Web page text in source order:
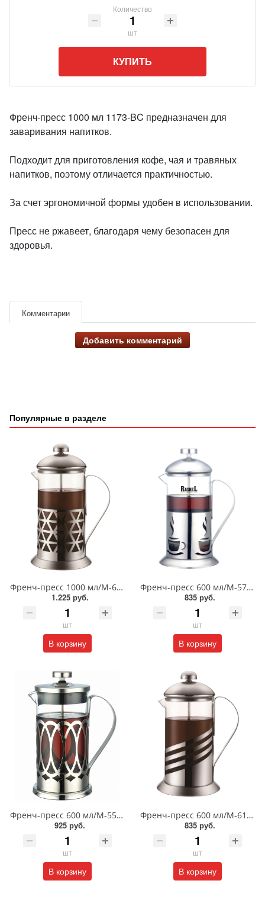
Количество
шт
КУПИТЬ
Френч-пресс 1000 мл 1173-BC предназначен для
заваривания напитков.
Подходит для приготовления кофе, чая и травяных
напитков, поэтому отличается практичностью.
За счет эргономичной формы удобен в использовании.
Пресс не ржавеет, благодаря чему безопасен для
здоровья.
Комментарии
Добавить комментарий
Популярные в разделе
Френч-пресс 1000 мл/М-6410
1.225 руб.
шт
В корзину
Френч-пресс 600 мл/М-5760
835 руб.
шт
В корзину
Френч-пресс 600 мл/М-5560
925 руб.
шт
В корзину
Френч-пресс 600 мл/М-6160
835 руб.
шт
В корзину